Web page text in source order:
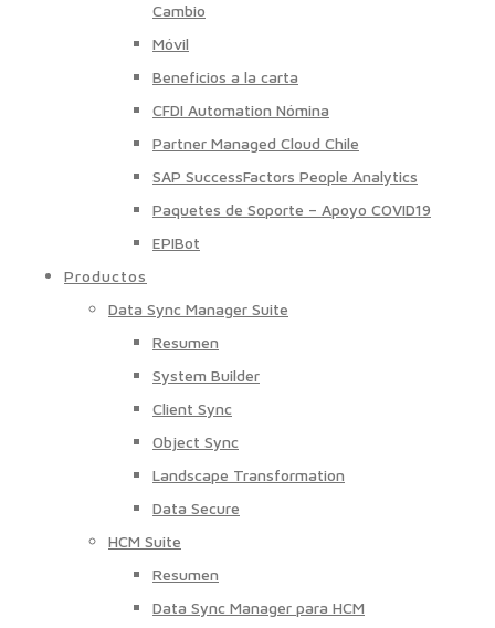
Cambio
Móvil
Beneficios a la carta
CFDI Automation Nómina
Partner Managed Cloud Chile
SAP SuccessFactors People Analytics
Paquetes de Soporte – Apoyo COVID19
EPIBot
Productos
Data Sync Manager Suite
Resumen
System Builder
Client Sync
Object Sync
Landscape Transformation
Data Secure
HCM Suite
Resumen
Data Sync Manager para HCM